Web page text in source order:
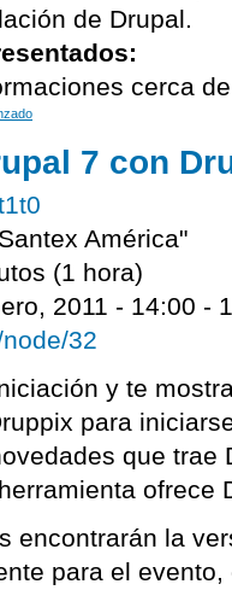
de Drupal.
cerca
7 con
América"
(1 hora)
2011 - 14:00 -
32
y te
para
que trae
ofrece
encontrarán la
para el